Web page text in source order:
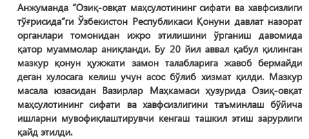
Анжуманда “Озиқ-овқат маҳсулотининг сифати ва хавфсизлиги
тўғрисида”ги Ўзбекистон Республикаси Қонуни давлат назорат
органлари томонидан ижро этилишини ўрганиш давомида
қатор муаммолар аниқланди. Бу 20 йил аввал қабул қилинган
мазкур қонун ҳужжати замон талабларига жавоб бермайди
деган хулосага келиш учун асос бўлиб хизмат қилди. Мазкур
масала юзасидан Вазирлар Маҳкамаси ҳузурида Озиқ-овқат
маҳсулотининг сифати ва хавфсизлигини таъминлаш бўйича
ишларни мувофиқлаштирувчи кенгаш ташкил этиш зарурлиги
қайд этилди.